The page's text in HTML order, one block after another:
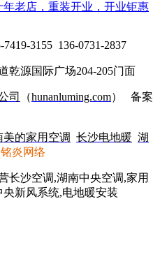
老店，重装开业，开业钜惠
3155 136-0731-2837
乾源国际广场204-205门面
司 （hunanluming.com）
备案
美的家用空调 长沙电地暖 湖
炎网络
长沙空调,湖南中央空调,家用
新风系统,电地暖安装